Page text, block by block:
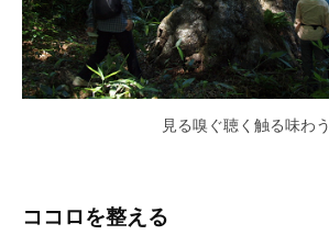
見る嗅ぐ聴く触る味わう
ココロを整える